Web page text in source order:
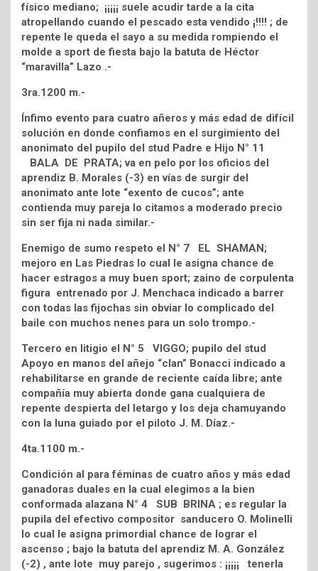
físico mediano; ¡¡¡¡¡ suele acudir tarde a la cita
atropellando cuando el pescado esta vendido ¡!!!! ; de
repente le queda el sayo a su medida rompiendo el
molde a sport de fiesta bajo la batuta de Héctor
“maravilla” Lazo .-
3ra.1200 m.-
Ínfimo evento para cuatro añeros y más edad de difícil
solución en donde confiamos en el surgimiento del
anonimato del pupilo del stud Padre e Hijo N° 11
BALA DE PRATA; va en pelo por los oficios del
aprendiz B. Morales (-3) en vías de surgir del
anonimato ante lote “exento de cucos”; ante
contienda muy pareja lo citamos a moderado precio
sin ser fija ni nada similar.-
Enemigo de sumo respeto el N° 7 EL SHAMAN;
mejoro en Las Piedras lo cual le asigna chance de
hacer estragos a muy buen sport; zaino de corpulenta
figura entrenado por J. Menchaca indicado a barrer
con todas las fijochas sin obviar lo complicado del
baile con muchos nenes para un solo trompo.-
Tercero en litigio el N° 5 VIGGO; pupilo del stud
Apoyo en manos del añejo “clan” Bonacci indicado a
rehabilitarse en grande de reciente caída libre; ante
compañía muy abierta donde gana cualquiera de
repente despierta del letargo y los deja chamuyando
con la luna guiado por el piloto J. M. Díaz.-
4ta.1100 m.-
Condición al para féminas de cuatro años y más edad
ganadoras duales en la cual elegimos a la bien
conformada alazana N° 4 SUB BRINA ; es regular la
pupila del efectivo compositor sanducero O. Molinelli
lo cual le asigna primordial chance de lograr el
ascenso ; bajo la batuta del aprendiz M. A. González
(-2) , ante lote muy parejo , sugerimos : ¡¡¡¡¡ tenerla